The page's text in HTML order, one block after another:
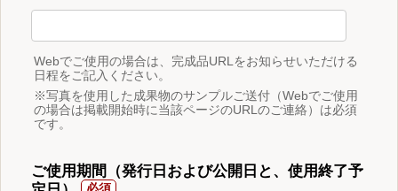
Webでご使用の場合は、完成品URLをお知らせいただける
日程をご記入ください。
※写真を使用した成果物のサンプルご送付（Webでご使用
の場合は掲載開始時に当該ページのURLのご連絡）は必須
です。
ご使用期間（発行日および公開日と、使用終了予